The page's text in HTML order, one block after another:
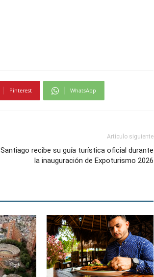
Pinterest WhatsApp
Artículo siguiente
Santiago recibe su guía turística oficial durante
la inauguración de Expoturismo 2026